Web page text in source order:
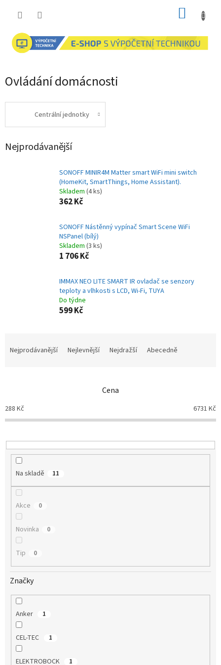
Ovládání domácnosti
Centrální jednotky
Nejprodávanější
SONOFF MINIR4M Matter smart WiFi mini switch
(HomeKit, SmartThings, Home Assistant).
Skladem (4 ks)
362 Kč
SONOFF Nástěnný vypínač Smart Scene WiFi
NSPanel (bílý)
Skladem (3 ks)
1 706 Kč
IMMAX NEO LITE SMART IR ovladač se senzory
teploty a vlhkosti s LCD, Wi-Fi, TUYA
Do týdne
599 Kč
p
r
o
u
Nejprodávanější Nejlevnější Nejdražší Abecedně
Cena
288 Kč 6731 Kč
Na skladě 11
Akce 0
Novinka 0
Tip 0
Značky
Anker 1
CEL-TEC 1
ELEKTROBOCK 1